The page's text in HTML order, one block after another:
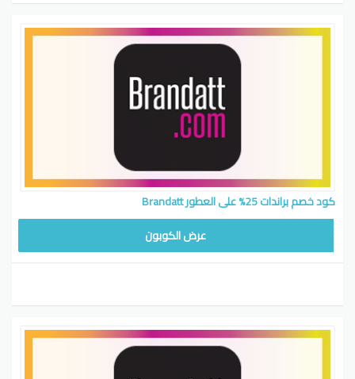
كود خصم براندات 25% على العطور Brandatt
عرض الكوبون